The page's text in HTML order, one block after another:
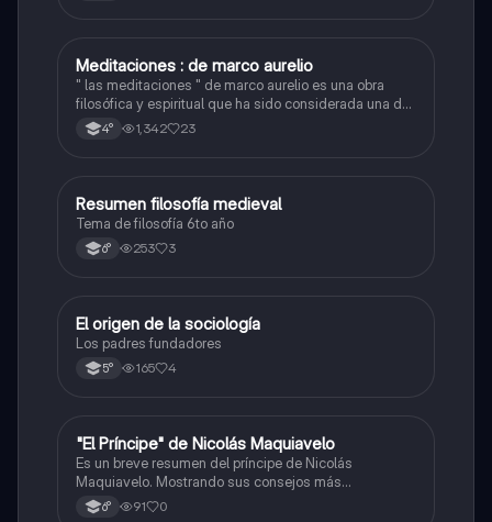
Filosofía
Meditaciones : de marco aurelio
" las meditaciones " de marco aurelio es una obra
filosófica y espiritual que ha sido considerada una de
las mas importantes y influyentes de la historia.
4° 1,342 23
Filosofía
Resumen filosofía medieval
Tema de filosofía 6to año
6° 253 3
Filosofía
El origen de la sociología
Los padres fundadores
5° 165 4
Filosofía
"El Príncipe" de Nicolás Maquiavelo
Es un breve resumen del príncipe de Nicolás
Maquiavelo. Mostrando sus consejos más
pragmáticos
6° 91 0